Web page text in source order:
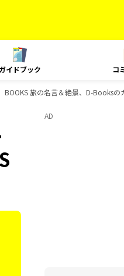
ガイドブック コ
旅の名言＆絶景、D-Booksの
AD